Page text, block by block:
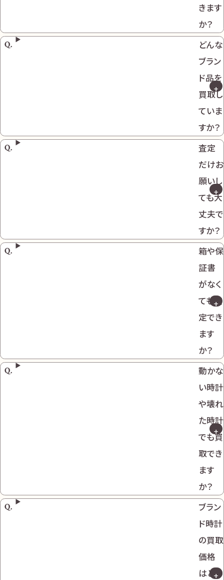
きます
か？
どんな
ブラン
ド品を
買取し
ていま
すか？
査定
だけお
願いし
ても大
丈夫で
すか？
箱や保
証書
がなく
ても査
定でき
ます
か？
動かな
い時計
や壊れ
た時計
でも買
取でき
ます
か？
ブラン
ド時計
の買取
価格
はどの